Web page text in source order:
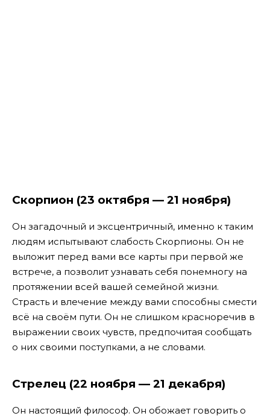
Скорпион (23 октября — 21 ноября)
Он загадочный и эксцентричный, именно к таким
людям испытывают слабость Скорпионы. Он не
выложит перед вами все карты при первой же
встрече, а позволит узнавать себя понемногу на
протяжении всей вашей семейной жизни.
Страсть и влечение между вами способны смести
всё на своём пути. Он не слишком красноречив в
выражении своих чувств, предпочитая сообщать
о них своими поступками, а не словами.
Стрелец (22 ноября — 21 декабря)
Он настоящий философ. Он обожает говорить о